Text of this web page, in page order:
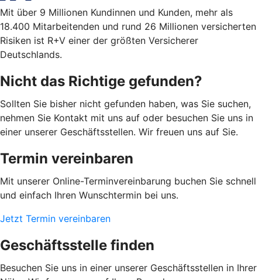
Mit über 9 Millionen Kundinnen und Kunden, mehr als
18.400 Mitarbeitenden und rund 26 Millionen versicherten
Risiken ist R+V einer der größten Versicherer
Deutschlands.
Nicht das Richtige gefunden?
Sollten Sie bisher nicht gefunden haben, was Sie suchen,
nehmen Sie Kontakt mit uns auf oder besuchen Sie uns in
einer unserer Geschäftsstellen. Wir freuen uns auf Sie.
Termin vereinbaren
Mit unserer Online-Terminvereinbarung buchen Sie schnell
und einfach Ihren Wunschtermin bei uns.
Jetzt Termin vereinbaren
Geschäftsstelle finden
Besuchen Sie uns in einer unserer Geschäftsstellen in Ihrer